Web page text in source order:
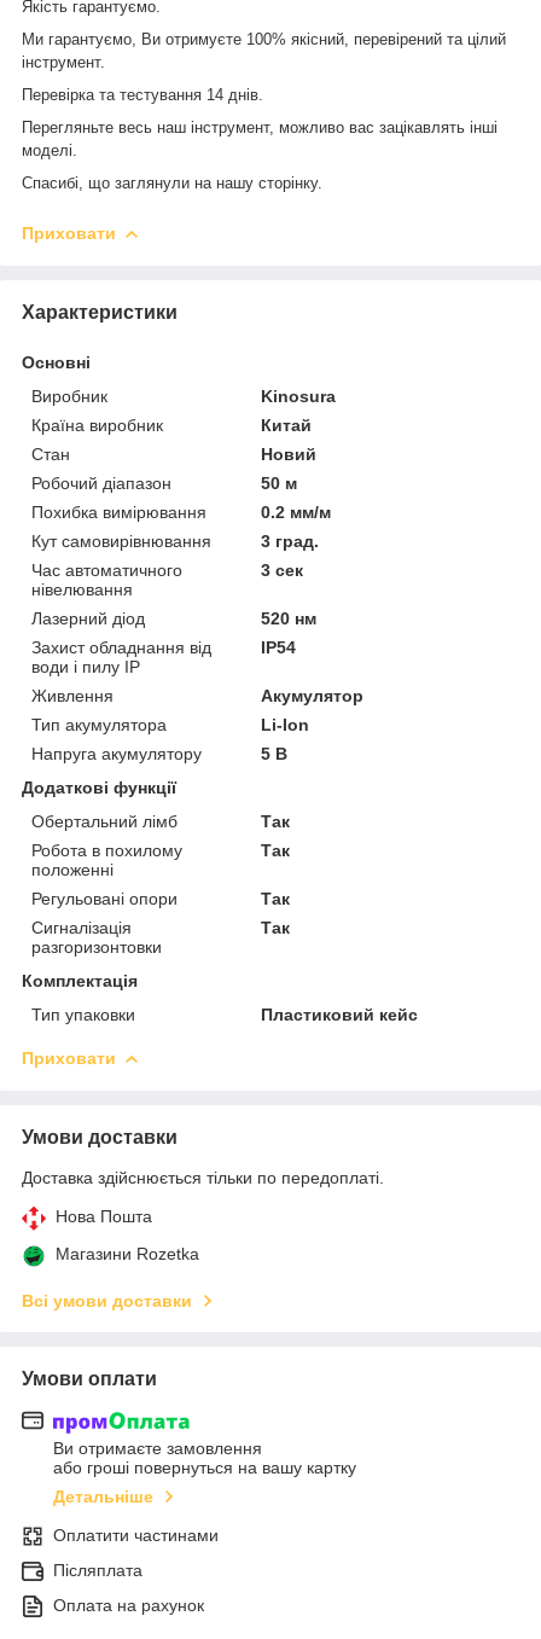
Якість гарантуємо.
Ми гарантуємо, Ви отримуєте 100% якісний, перевірений та цілий
інструмент.
Перевірка та тестування 14 днів.
Перегляньте весь наш інструмент, можливо вас зацікавлять інші
моделі.
Спасибі, що заглянули на нашу сторінку.
Приховати
Характеристики
Основні
Виробник
Kinosura
Країна виробник
Китай
Стан
Новий
Робочий діапазон
50 м
Похибка вимірювання
0.2 мм/м
Кут самовирівнювання
3 град.
Час автоматичного
нівелювання
3 сек
Лазерний діод
520 нм
Захист обладнання від
води і пилу IP
IP54
Живлення
Акумулятор
Тип акумулятора
Li-Ion
Напруга акумулятору
5 В
Додаткові функції
Обертальний лімб
Так
Робота в похилому
положенні
Так
Регульовані опори
Так
Сигналізація
разгоризонтовки
Так
Комплектація
Тип упаковки
Пластиковий кейс
Приховати
Умови доставки
Доставка здійснюється тільки по передоплаті.
Нова Пошта
Магазини Rozetka
Всі умови доставки
Умови оплати
Ви отримаєте замовлення
або гроші повернуться на вашу картку
Детальніше
Оплатити частинами
Післяплата
Оплата на рахунок